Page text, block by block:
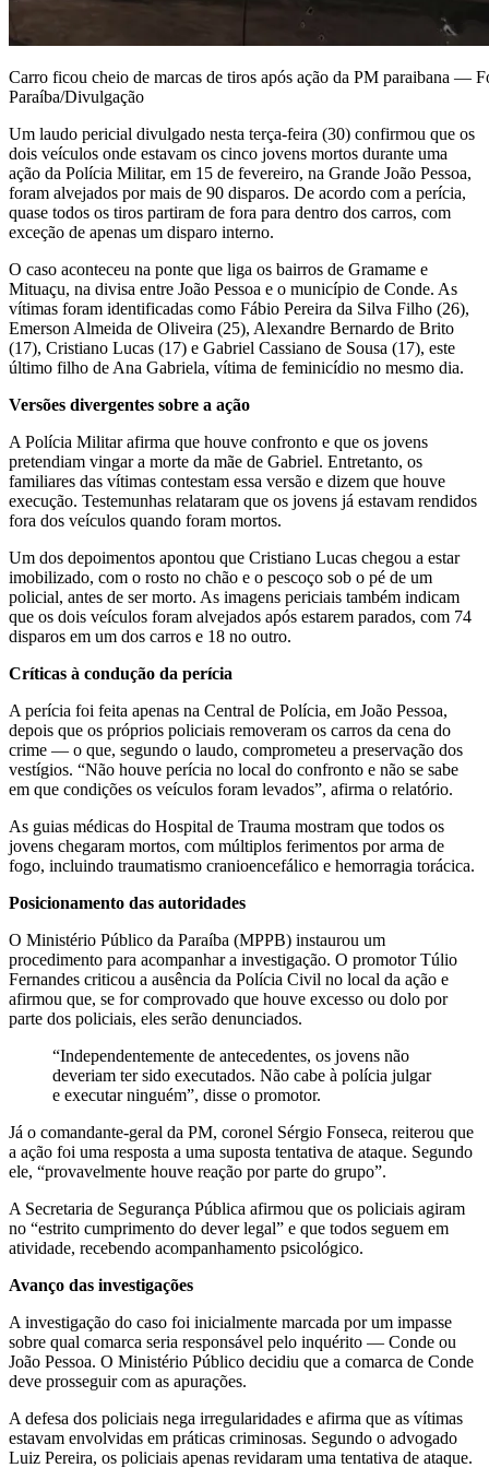
Carro ficou cheio de marcas de tiros após ação da PM paraibana —
Paraíba/Divulgação
Um laudo pericial divulgado nesta terça-feira (30) confirmou que os
dois veículos onde estavam os cinco jovens mortos durante uma
ação da Polícia Militar, em 15 de fevereiro, na Grande João Pessoa,
foram alvejados por mais de 90 disparos. De acordo com a perícia,
quase todos os tiros partiram de fora para dentro dos carros, com
exceção de apenas um disparo interno.
O caso aconteceu na ponte que liga os bairros de Gramame e
Mituaçu, na divisa entre João Pessoa e o município de Conde. As
vítimas foram identificadas como Fábio Pereira da Silva Filho (26),
Emerson Almeida de Oliveira (25), Alexandre Bernardo de Brito
(17), Cristiano Lucas (17) e Gabriel Cassiano de Sousa (17), este
último filho de Ana Gabriela, vítima de feminicídio no mesmo dia.
Versões divergentes sobre a ação
A Polícia Militar afirma que houve confronto e que os jovens
pretendiam vingar a morte da mãe de Gabriel. Entretanto, os
familiares das vítimas contestam essa versão e dizem que houve
execução. Testemunhas relataram que os jovens já estavam rendidos
fora dos veículos quando foram mortos.
Um dos depoimentos apontou que Cristiano Lucas chegou a estar
imobilizado, com o rosto no chão e o pescoço sob o pé de um
policial, antes de ser morto. As imagens periciais também indicam
que os dois veículos foram alvejados após estarem parados, com 74
disparos em um dos carros e 18 no outro.
Críticas à condução da perícia
A perícia foi feita apenas na Central de Polícia, em João Pessoa,
depois que os próprios policiais removeram os carros da cena do
crime — o que, segundo o laudo, comprometeu a preservação dos
vestígios. “Não houve perícia no local do confronto e não se sabe
em que condições os veículos foram levados”, afirma o relatório.
As guias médicas do Hospital de Trauma mostram que todos os
jovens chegaram mortos, com múltiplos ferimentos por arma de
fogo, incluindo traumatismo cranioencefálico e hemorragia torácica.
Posicionamento das autoridades
O Ministério Público da Paraíba (MPPB) instaurou um
procedimento para acompanhar a investigação. O promotor Túlio
Fernandes criticou a ausência da Polícia Civil no local da ação e
afirmou que, se for comprovado que houve excesso ou dolo por
parte dos policiais, eles serão denunciados.
“Independentemente de antecedentes, os jovens não
deveriam ter sido executados. Não cabe à polícia julgar
e executar ninguém”, disse o promotor.
Já o comandante-geral da PM, coronel Sérgio Fonseca, reiterou que
a ação foi uma resposta a uma suposta tentativa de ataque. Segundo
ele, “provavelmente houve reação por parte do grupo”.
A Secretaria de Segurança Pública afirmou que os policiais agiram
no “estrito cumprimento do dever legal” e que todos seguem em
atividade, recebendo acompanhamento psicológico.
Avanço das investigações
A investigação do caso foi inicialmente marcada por um impasse
sobre qual comarca seria responsável pelo inquérito — Conde ou
João Pessoa. O Ministério Público decidiu que a comarca de Conde
deve prosseguir com as apurações.
A defesa dos policiais nega irregularidades e afirma que as vítimas
estavam envolvidas em práticas criminosas. Segundo o advogado
Luiz Pereira, os policiais apenas revidaram uma tentativa de ataque.